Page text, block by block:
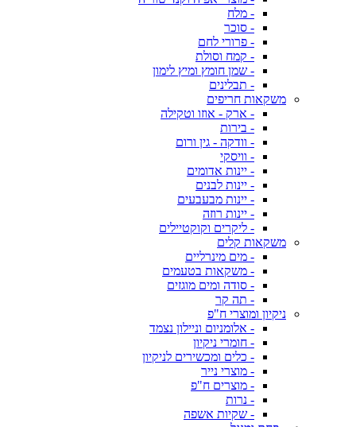
- מלח
- סוכר
- פרורי לחם
- קמח וסולת
- שמן חומץ ומיץ לימון
- תבלינים
משקאות חריפים
- ארק - אוזו וטקילה
- בירות
- וודקה - גין ורום
- וויסקי
- יינות אדומים
- יינות לבנים
- יינות מבעבעים
- יינות רוזה
- ליקרים וקוקטיילים
משקאות קלים
- מים מינרליים
- משקאות בטעמים
- סודה ומים מוגזים
- תה קר
ניקיון ומוצרי ח"פ
- אלומניום וניילון נצמד
- חומרי ניקיון
- כלים ומכשירים לניקיון
- מוצרי נייר
- מוצרים ח"פ
- נרות
- שקיות אשפה